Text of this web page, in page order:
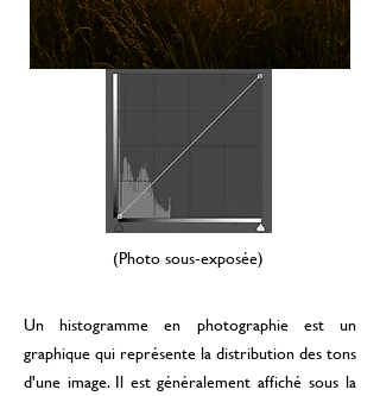
(Photo sous-exposée)
Un histogramme en photographie est un
graphique qui représente la distribution des tons
d'une image. Il est généralement affiché sous la